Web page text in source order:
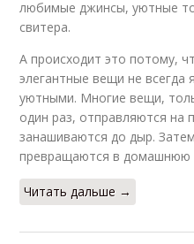
любимые джинсы, уютные
свитера.
А происходит это потому,
элегантные вещи не
уютными. Многие вещи,
один раз, отправляются на
занашиваются до дыр.
превращаются в домашнюю
Читать дальше →